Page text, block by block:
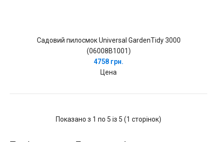
Садовий пилосмок Universal GardenTidy 3000
(06008B1001)
4758 грн.
Цена
Показано з 1 по 5 із 5 (1 сторінок)